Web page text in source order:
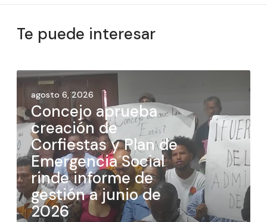
Te puede interesar
agosto 6, 2026
Concejo aprueba
creación de
Corfiestas y Plan de
Emergencia Social
rinde informe de
gestión a junio de
2026